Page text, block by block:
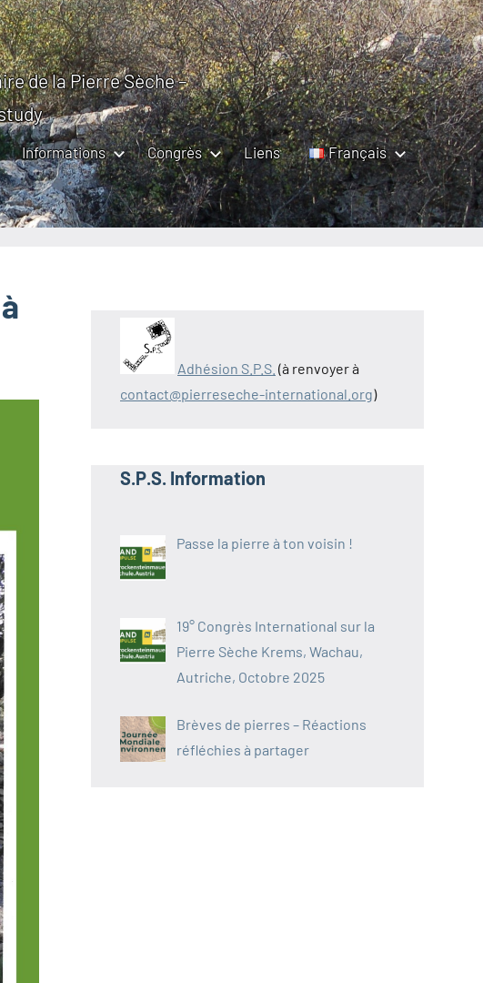
de la Pierre Sèche –
Informations Congrès Liens Français
Adhésion S.P.S. (à renvoyer à
contact@pierreseche-international.org)
S.P.S. Information
Passe la pierre à ton voisin !
19° Congrès International sur la
Pierre Sèche Krems, Wachau,
Autriche, Octobre 2025
Brèves de pierres – Réactions
réfléchies à partager